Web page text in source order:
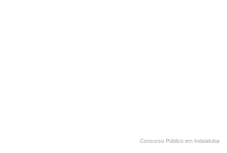
Concurso Público em Indaiatuba